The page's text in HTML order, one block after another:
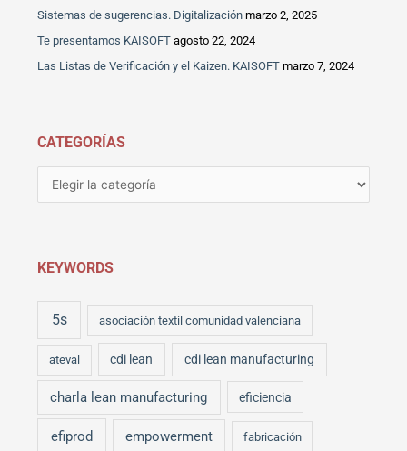
p
Sistemas de sugerencias. Digitalización marzo 2, 2025
Te presentamos KAISOFT agosto 22, 2024
Las Listas de Verificación y el Kaizen. KAISOFT marzo 7, 2024
CATEGORÍAS
KEYWORDS
5s asociación textil comunidad valenciana
ateval cdi lean cdi lean manufacturing
charla lean manufacturing eficiencia
efiprod empowerment fabricación